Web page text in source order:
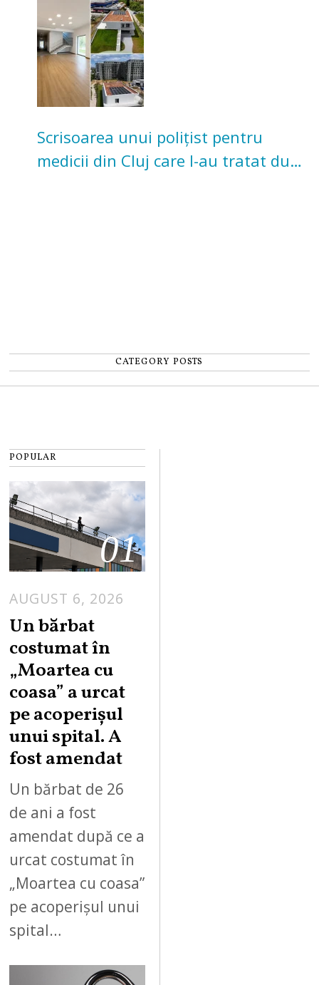
Scrisoarea unui polițist pentru
medicii din Cluj care l-au tratat după
CATEGORY POSTS
POPULAR
01
AUGUST 6, 2026
Un bărbat
costumat în
„Moartea cu
coasa” a urcat
pe acoperișul
unui spital. A
fost amendat
Un bărbat de 26
de ani a fost
amendat după ce a
urcat costumat în
„Moartea cu coasa”
pe acoperișul unui
spital…